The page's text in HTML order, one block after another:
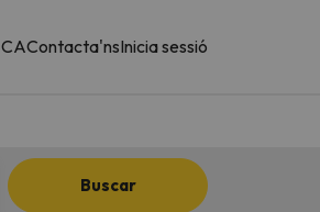
CAContacta'nsInicia sessió
Buscar